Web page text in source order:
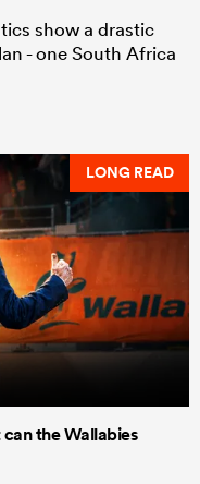
show a drastic
- one South Africa
LONG READ
the Wallabies